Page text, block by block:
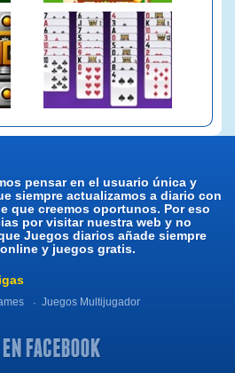
pensar en el usuario única y
siempre actualizamos a diario con
que creemos oportunos. Por eso
por visitar nuestra web y no
Juegos diarios añade siempre
y juegos gratis.
Juegos Multijugador